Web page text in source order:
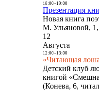
18:00- 19:00
Презентация
Новая книга
М. Ульяновой,
12
Августа
12:00- 13:00
«Читающая
Детский клуб
книгой
(Конева, 6,